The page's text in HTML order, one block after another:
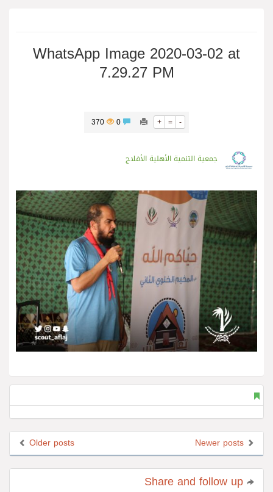
WhatsApp Image 2020-03-02 at
7.29.27 PM
+ = -
370
جمعية التنمية الأهلية الأفلاج
Older posts